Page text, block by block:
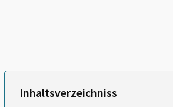
Inhaltsverzeichniss